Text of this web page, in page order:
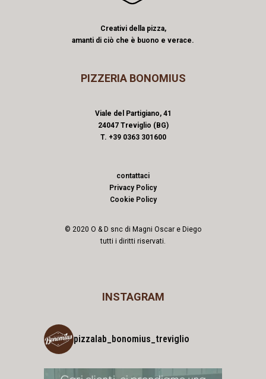
Creativi della pizza,
amanti di ciò che è buono e verace.
PIZZERIA BONOMIUS
Viale del Partigiano, 41
24047 Treviglio (BG)
T. +39 0363 301600
contattaci
Privacy Policy
Cookie Policy
© 2020 O & D snc di Magni Oscar e Diego
tutti i diritti riservati.
INSTAGRAM
pizzalab_bonomius_treviglio